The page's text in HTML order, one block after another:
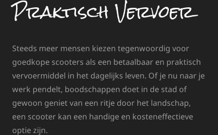
Praktisch Vervoer
Steeds meer mensen kiezen tegenwoordig voor
goedkope scooters als een betaalbaar en praktisch
vervoermiddel in het dagelijks leven. Of je nu naar je
werk pendelt, boodschappen doet in de stad of
gewoon geniet van een ritje door het landschap,
een scooter kan een handige en kosteneffectieve
optie zijn.